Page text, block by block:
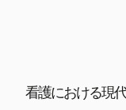
看護における現